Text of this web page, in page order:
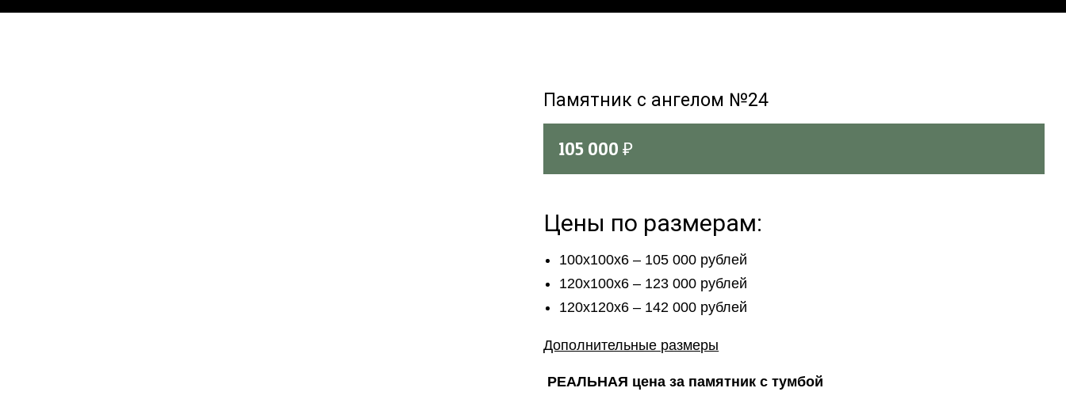
Памятник с ангелом №24
105 000₽
Цены по размерам:
100х100х6 – 105 000 рублей
120х100х6 – 123 000 рублей
120х120х6 – 142 000 рублей
Дополнительные размеры
РЕАЛЬНАЯ цена за памятник с тумбой